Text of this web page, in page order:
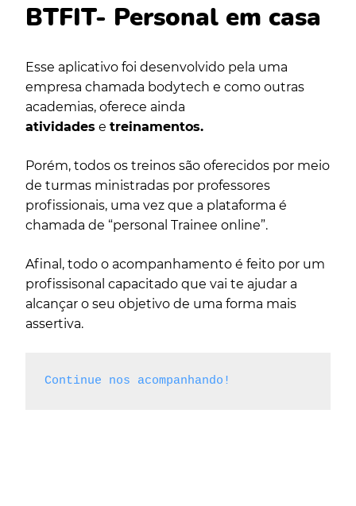
BTFIT- Personal em casa
Esse aplicativo foi desenvolvido pela uma
empresa chamada bodytech e como outras
academias, oferece ainda
atividades e treinamentos.
Porém, todos os treinos são oferecidos por meio
de turmas ministradas por professores
profissionais, uma vez que a plataforma é
chamada de “personal Trainee online”.
Afinal, todo o acompanhamento é feito por um
profissisonal capacitado que vai te ajudar a
alcançar o seu objetivo de uma forma mais
assertiva.
Continue nos acompanhando!